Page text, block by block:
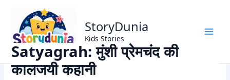
content
StoryDunia
Kids Stories
Home
Munshi Premchand Stories
Satyagrah: मुंशी प्रेमचंद की कालजयी कहानी
Satyagrah: मुंशी प्रेमचंद की
कालजयी कहानी